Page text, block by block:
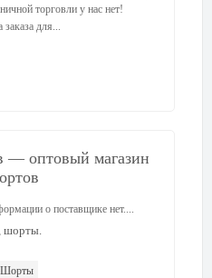
торговли у нас нет!
для...
— оптовый магазин
о поставщике нет....
шорты.
Шорты